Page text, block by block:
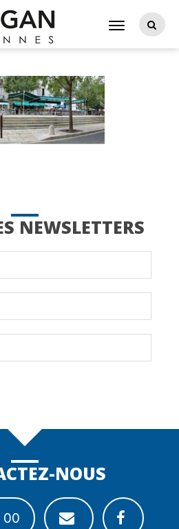
NEWSLETTERS
NOUS
00